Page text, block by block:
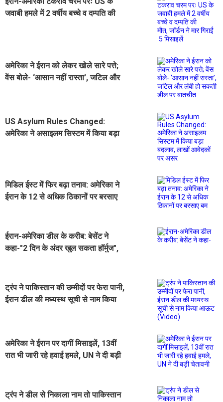
जवाबी हमले में 2 वर्षीय बच्चे व दम्पति की
अमेरिका ने ईरान को लेकर खोले सारे पत्ते;
वेंस बोले- ‘आसान नहीं रास्ता’, जटिल और
US Asylum Rules Changed:
अमेरिका ने असाइलम सिस्टम में किया बड़ा
मिडिल ईस्ट में फिर बढ़ा तनाव: अमेरिका ने
ईरान के 12 से अधिक ठिकानों पर बरसाए
ईरान-अमेरिका डील के करीब: बेसेंट ने
कहा-"2 दिन के अंदर खुल सकता हॉर्मुज",
ट्रंप ने पाकिस्तान की उम्मीदों पर फेरा पानी,
ईरान डील की मध्यस्थ सूची से नाम किया
अमेरिका ने ईरान पर दागीं मिसाइलें, 13वीं
रात भी जारी रहे हवाई हमले, UN ने दी बड़ी
ट्रंप ने डील से निकाला नाम तो पाकिस्तान